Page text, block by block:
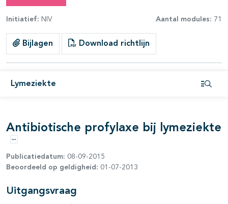
Initiatief: NIV Aantal modules: 71
Bijlagen Download richtlijn
Lymeziekte
open- en dichtklappen
open- en dichtklappen
open- en dichtklappen
open- en dichtklappen
open- en dichtklappen
Antibiotische profylaxe bij lymeziekte
Opties
Publicatiedatum: 08-09-2015
Beoordeeld op geldigheid: 01-07-2013
Uitgangsvraag